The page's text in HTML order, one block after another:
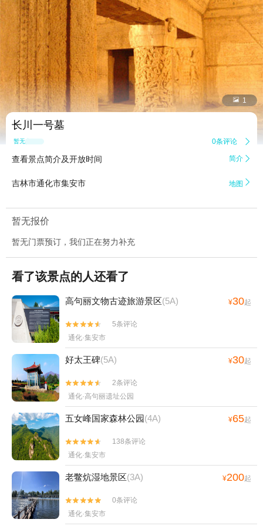
 1
长川一号墓
暂无点评 0条评论 
查看景点简介及开放时间 简介 
吉林市通化市集安市 地图 
暂无报价
暂无门票预订，我们正在努力补充
看了该景点的人还看了
高句丽文物古迹旅游景区(5A) ¥30起


5条评论
通化·集安市
好太王碑(5A) ¥30起


2条评论
通化·高句丽遗址公园
五女峰国家森林公园(4A) ¥65起


138条评论
通化·集安市
老鳖炕湿地景区(3A) ¥200起


0条评论
通化·集安市
